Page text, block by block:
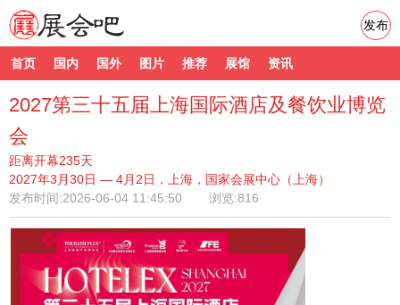
首页 国内 国外 图片 推荐 展馆 资讯
发布
2027第三十五届上海国际酒店及餐饮业博览
会
距离开幕235天
2027年3月30日 — 4月2日，上海，国家会展中心（上海）
发布时间:2026-06-04 11:45:50 浏览:816